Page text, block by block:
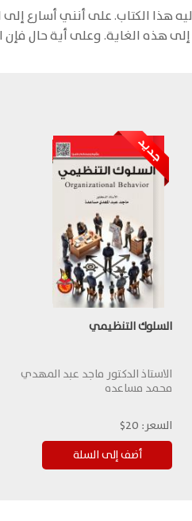
الكتاب. على أنني أسارع إلى
هذه الغاية. وعلى أية حال
السلوك التنظيمي
الاستاذ الدكتور ماجد عبد المهدي
محمد مساعده
السعر: 20$